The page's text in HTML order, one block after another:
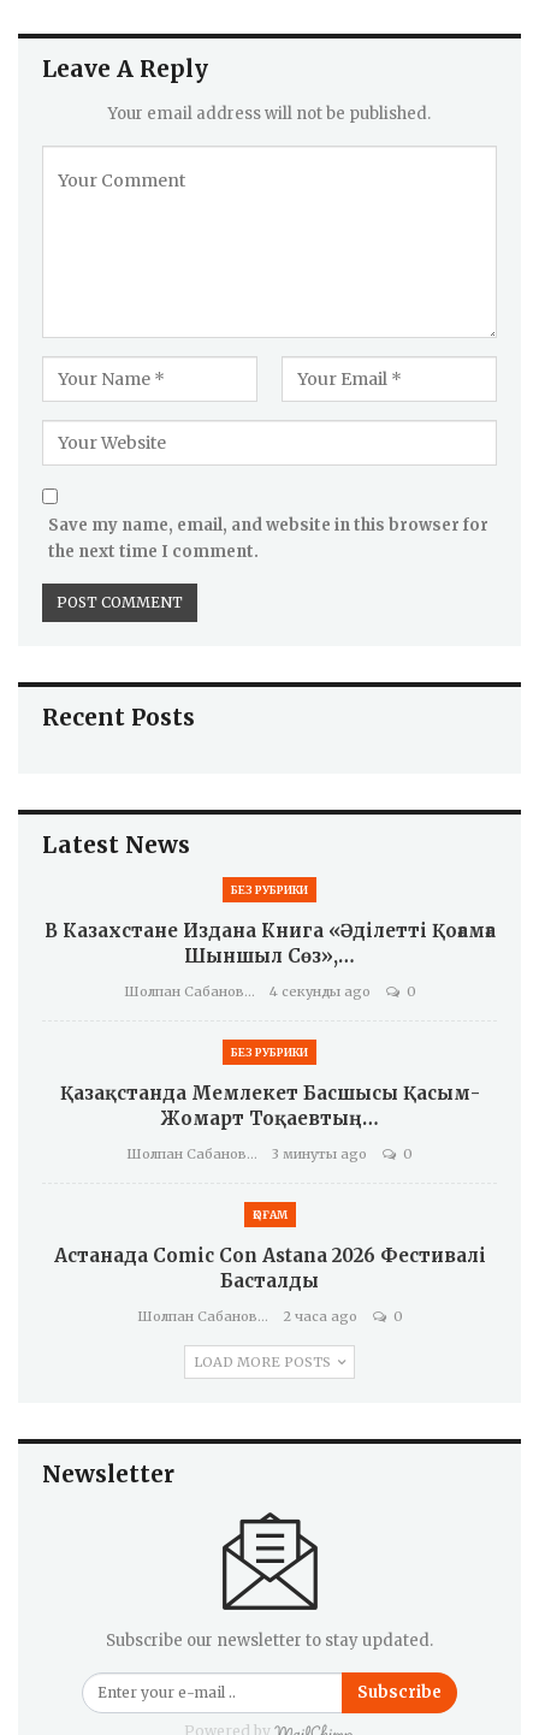
Leave A Reply
Your email address will not be published.
Save my name, email, and website in this browser for
the next time I comment.
Recent Posts
Latest News
БЕЗ РУБРИКИ
В Казахстане Издана Книга «Әділетті Қоғамға
Шыншыл Сөз»,…
Шолпан Сабанова 4 секунды ago 0
БЕЗ РУБРИКИ
Қазақстанда Мемлекет Басшысы Қасым-
Жомарт Тоқаевтың…
Шолпан Сабанова 3 минуты ago 0
ҚОҒАМ
Астанада Comic Con Astana 2026 Фестивалі
Басталды
Шолпан Сабанова 2 часа ago 0
LOAD MORE POSTS
Newsletter
Subscribe our newsletter to stay updated.
Subscribe
Powered by